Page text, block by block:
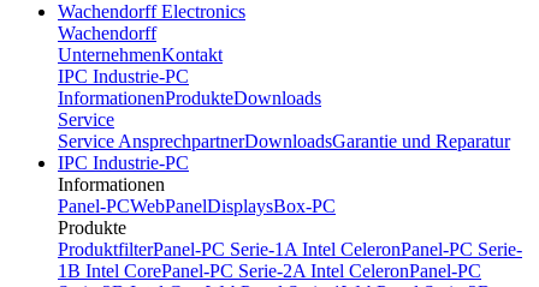
Wachendorff Electronics
Wachendorff
UnternehmenKontakt
IPC Industrie-PC
InformationenProdukteDownloads
Service
Service AnsprechpartnerDownloadsGarantie und Reparatur
IPC Industrie-PC
Informationen
Panel-PCWebPanelDisplaysBox-PC
Produkte
ProduktfilterPanel-PC Serie-1A Intel CeleronPanel-PC Serie-
1B Intel CorePanel-PC Serie-2A Intel CeleronPanel-PC